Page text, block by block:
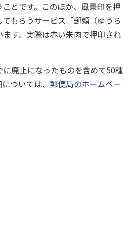
とです。このほか、風景印を押
もらうサービス「郵頼（ゆうら
す。実際は赤い朱肉で押印され
廃止になったものを含めて50種
ついては、 郵便局のホームペー